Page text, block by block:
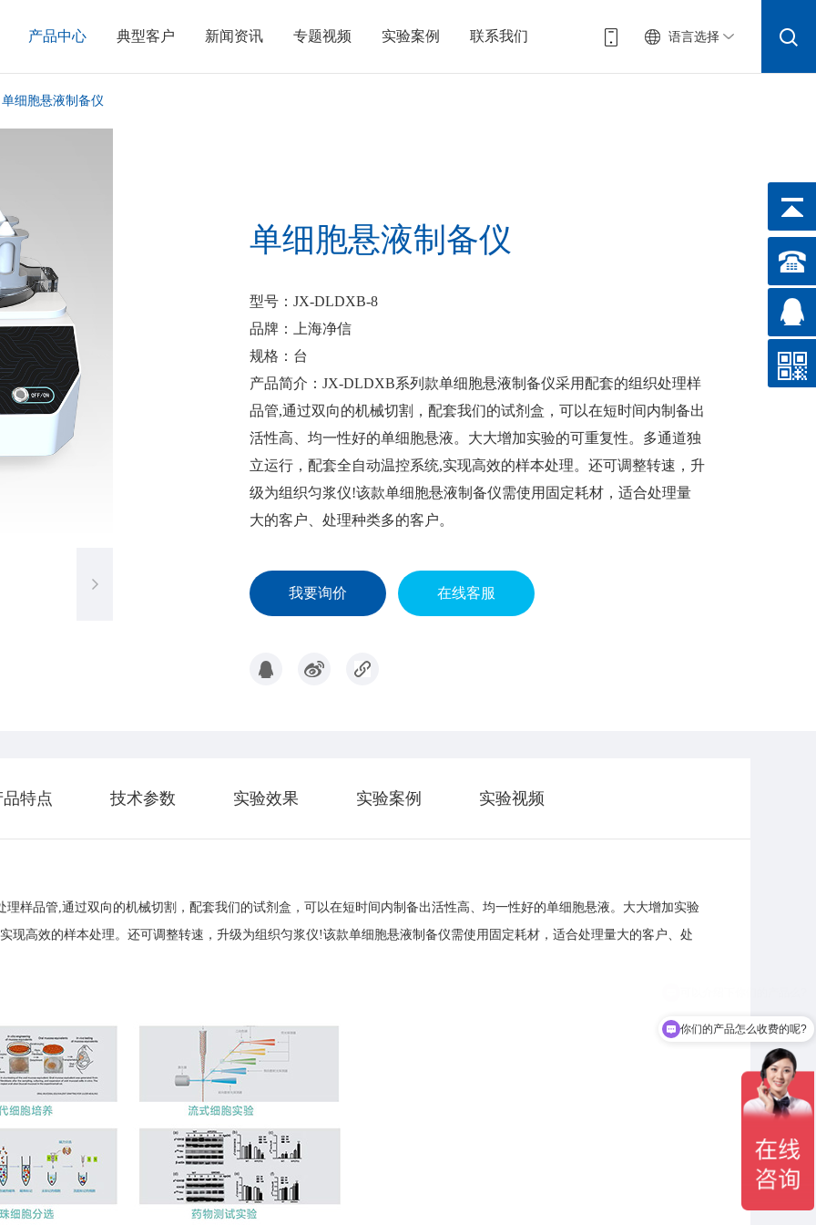
产品中心 典型客户 新闻资讯 专题视频 实验案例 联系我们 语言选择
单细胞悬液制备仪
单细胞悬液制备仪
型号 ：JX-DLDXB-8
品牌 ：上海净信
规格 ：台
产品简介 ：JX-DLDXB系列款单细胞悬液制备仪采用配套的组织处理样
品管,通过双向的机械切割，配套我们的试剂盒，可以在短时间内制备出
活性高、均一性好的单细胞悬液。大大增加实验的可重复性。多通道独
立运行，配套全自动温控系统,实现高效的样本处理。还可调整转速，升
级为组织匀浆仪!该款单细胞悬液制备仪需使用固定耗材，适合处理量
大的客户、处理种类多的客户。
我要询价 在线客服
特点 ​技术参数 实验效果 实验案例 实验视频
样品管,通过双向的机械切割，配套我们的试剂盒，可以在短时间内制备出活性高、均一性好的单细胞悬液。大大增加实验
现高效的样本处理。还可调整转速，升级为组织匀浆仪!该款单细胞悬液制备仪需使用固定耗材，适合处理量大的客户、处
你们的产品怎么收费的呢?